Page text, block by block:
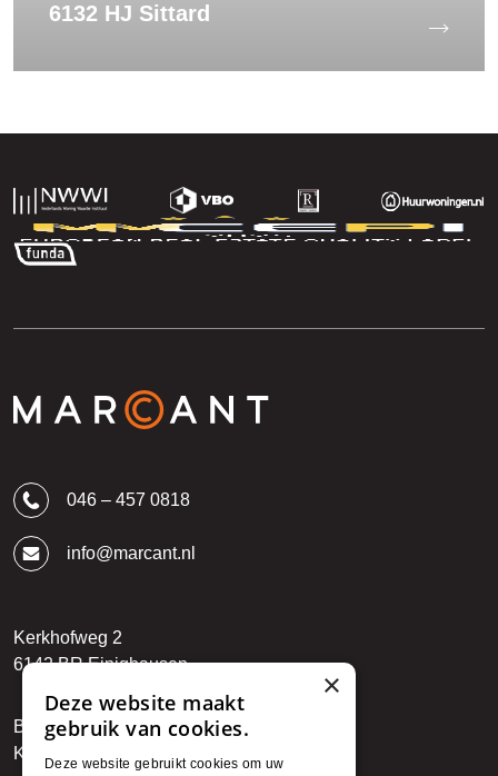
6132 HJ Sittard
046 – 457 0818
info@marcant.nl
Kerkhofweg 2
6142 BR Einighausen
BTW: NL850794912B01
KvK: 89722027
×
Deze website maakt
gebruik van cookies.
Deze website gebruikt cookies om uw